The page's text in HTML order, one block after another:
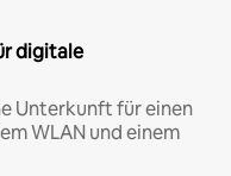
digitale
Unterkunft für einen
WLAN und einem